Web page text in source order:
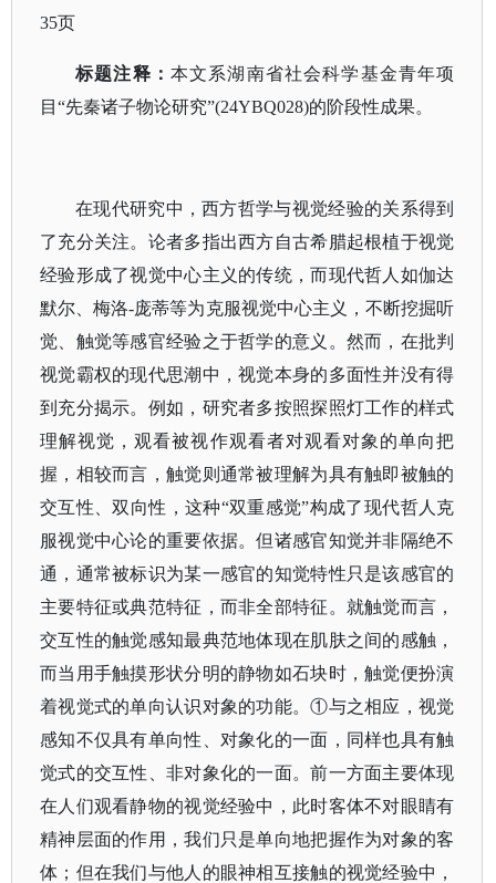
35页
标题注释： 本文系湖南省社会科学基金青年项
目 “先秦诸子物论研究”(24YBQ028)的阶段性成果。
在现代研究中，西方哲学与视觉经验的关系得到
了充分关注。论者多指出西方自古希腊起根植于视觉
经验形成了视觉中心主义的传统，而现代哲人如伽达
默尔、梅洛-庞蒂等为克服视觉中心主义，不断挖掘听
觉、触觉等感官经验之于哲学的意义。然而，在批判
视觉霸权的现代思潮中，视觉本身的多面性并没有得
到充分揭示。例如，研究者多按照探照灯工作的样式
理解视觉，观看被视作观看者对观看对象的单向把
握，相较而言，触觉则通常被理解为具有触即被触的
交互性、双向性，这种“双重感觉”构成了现代哲人克
服视觉中心论的重要依据。但诸感官知觉并非隔绝不
通，通常被标识为某一感官的知觉特性只是该感官的
主要特征或典范特征，而非全部特征。就触觉而言，
交互性的触觉感知最典范地体现在肌肤之间的感触，
而当用手触摸形状分明的静物如石块时，触觉便扮演
着视觉式的单向认识对象的功能。①与之相应，视觉
感知不仅具有单向性、对象化的一面，同样也具有触
觉式的交互性、非对象化的一面。前一方面主要体现
在人们观看静物的视觉经验中，此时客体不对眼睛有
精神层面的作用，我们只是单向地把握作为对象的客
体；但在我们与他人的眼神相互接触的视觉经验中，